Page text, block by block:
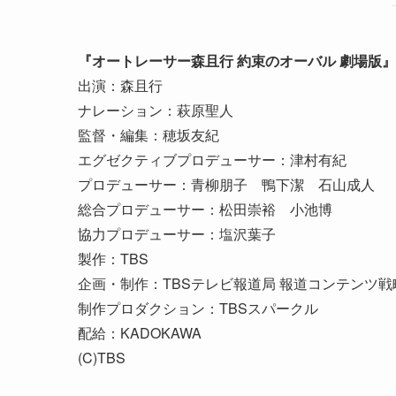
『オートレーサー森且行 約束のオーバル 劇場版』
出演：森且行
ナレーション：萩原聖人
監督・編集：穂坂友紀
エグゼクティブプロデューサー：津村有紀
プロデューサー：青柳朋子 鴨下潔 石山成人
総合プロデューサー：松田崇裕 小池博
協力プロデューサー：塩沢葉子
製作：TBS
企画・制作：TBSテレビ報道局 報道コンテンツ
制作プロダクション：TBSスパークル
配給：KADOKAWA
(C)TBS